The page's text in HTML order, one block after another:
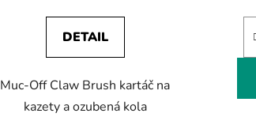
DETAIL
Muc-Off Claw Brush kartáč na
kazety a ozubená kola